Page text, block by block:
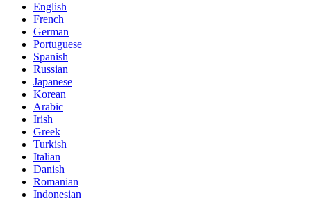
English
French
German
Portuguese
Spanish
Russian
Japanese
Korean
Arabic
Irish
Greek
Turkish
Italian
Danish
Romanian
Indonesian